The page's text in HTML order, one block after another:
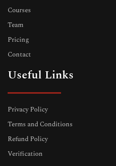
Courses
Team
Pricing
Contact
Useful Links
Privacy Policy
Terms and Conditions
Refund Policy
Verification